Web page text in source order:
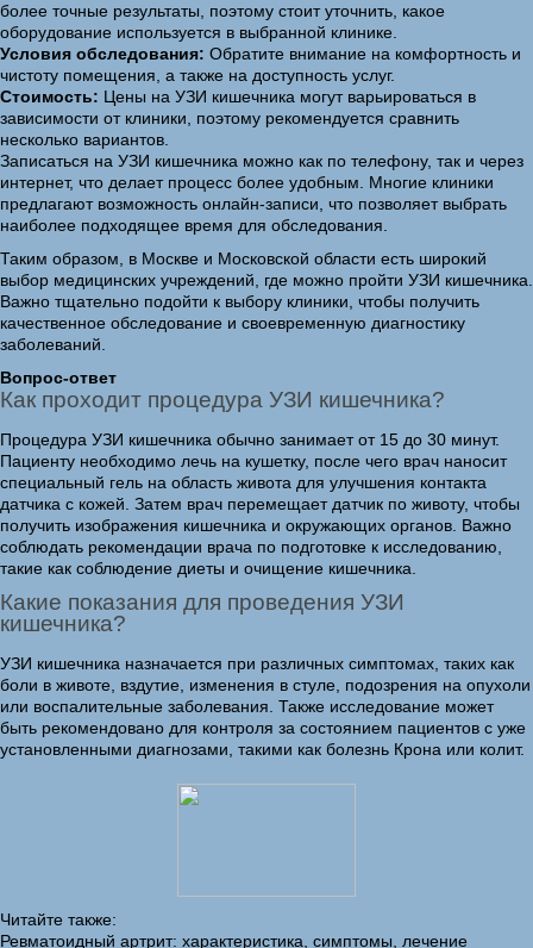
более точные результаты, поэтому стоит уточнить, какое
оборудование используется в выбранной клинике.
Условия обследования: Обратите внимание на комфортность и
чистоту помещения, а также на доступность услуг.
Стоимость: Цены на УЗИ кишечника могут варьироваться в
зависимости от клиники, поэтому рекомендуется сравнить
несколько вариантов.
Записаться на УЗИ кишечника можно как по телефону, так и через
интернет, что делает процесс более удобным. Многие клиники
предлагают возможность онлайн-записи, что позволяет выбрать
наиболее подходящее время для обследования.
Таким образом, в Москве и Московской области есть широкий
выбор медицинских учреждений, где можно пройти УЗИ кишечника.
Важно тщательно подойти к выбору клиники, чтобы получить
качественное обследование и своевременную диагностику
заболеваний.
Вопрос-ответ
Как проходит процедура УЗИ кишечника?
Процедура УЗИ кишечника обычно занимает от 15 до 30 минут.
Пациенту необходимо лечь на кушетку, после чего врач наносит
специальный гель на область живота для улучшения контакта
датчика с кожей. Затем врач перемещает датчик по животу, чтобы
получить изображения кишечника и окружающих органов. Важно
соблюдать рекомендации врача по подготовке к исследованию,
такие как соблюдение диеты и очищение кишечника.
Какие показания для проведения УЗИ
кишечника?
УЗИ кишечника назначается при различных симптомах, таких как
боли в животе, вздутие, изменения в стуле, подозрения на опухоли
или воспалительные заболевания. Также исследование может
быть рекомендовано для контроля за состоянием пациентов с уже
установленными диагнозами, такими как болезнь Крона или колит.
Читайте также:
Ревматоидный артрит: характеристика, симптомы, лечение